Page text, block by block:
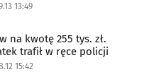
13:49
na kwotę 255 tys. zł.
trafił w ręce policji
15:42